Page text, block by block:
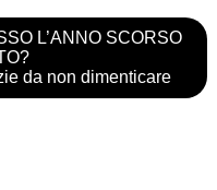
L’ANNO SCORSO
da non dimenticare